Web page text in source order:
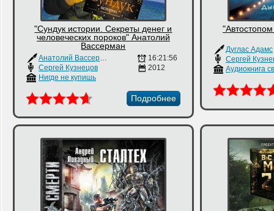
"Сундук истории. Секреты денег и
человеческих пороков" Анатолий
Вассерман
Анатолий Вассерман
Сергей Кузнецов
Нигде не купишь
16:21:56
2012
Подробнее
"Автостопом
Дуглас Адамс
Сергей